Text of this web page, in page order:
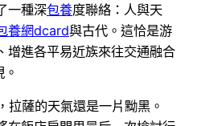
一種深包養度聯絡：人與天
養網dcard與古代。這恰是游
增進各平易近族來往交通融合
拉薩的天氣還是一片黝黑。